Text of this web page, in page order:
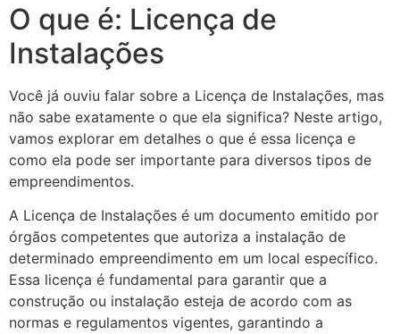
O que é: Licença de
Instalações
Você já ouviu falar sobre a Licença de Instalações, mas
não sabe exatamente o que ela significa? Neste artigo,
vamos explorar em detalhes o que é essa licença e
como ela pode ser importante para diversos tipos de
empreendimentos.
A Licença de Instalações é um documento emitido por
órgãos competentes que autoriza a instalação de
determinado empreendimento em um local específico.
Essa licença é fundamental para garantir que a
construção ou instalação esteja de acordo com as
normas e regulamentos vigentes, garantindo a